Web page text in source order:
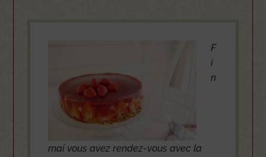
F
i
n
mai vous avez rendez-vous avec la